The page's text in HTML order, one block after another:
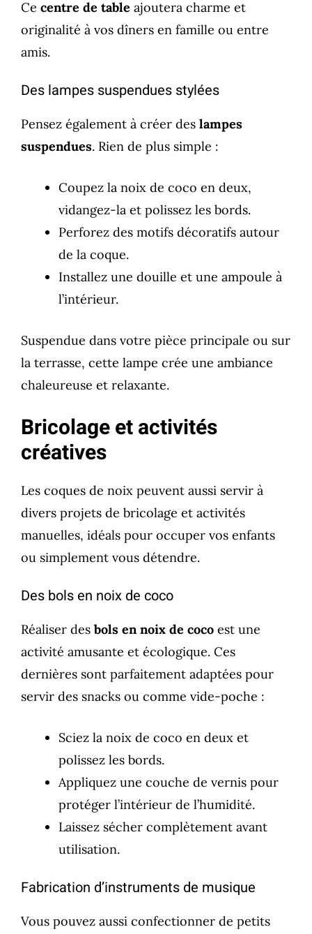
Ce centre de table ajoutera charme et
originalité à vos dîners en famille ou entre
amis.
Des lampes suspendues stylées
Pensez également à créer des lampes
suspendues. Rien de plus simple :
Coupez la noix de coco en deux,
vidangez-la et polissez les bords.
Perforez des motifs décoratifs autour
de la coque.
Installez une douille et une ampoule à
l’intérieur.
Suspendue dans votre pièce principale ou sur
la terrasse, cette lampe crée une ambiance
chaleureuse et relaxante.
Bricolage et activités
créatives
Les coques de noix peuvent aussi servir à
divers projets de bricolage et activités
manuelles, idéals pour occuper vos enfants
ou simplement vous détendre.
Des bols en noix de coco
Réaliser des bols en noix de coco est une
activité amusante et écologique. Ces
dernières sont parfaitement adaptées pour
servir des snacks ou comme vide-poche :
Sciez la noix de coco en deux et
polissez les bords.
Appliquez une couche de vernis pour
protéger l’intérieur de l’humidité.
Laissez sécher complètement avant
utilisation.
Fabrication d’instruments de musique
Vous pouvez aussi confectionner de petits